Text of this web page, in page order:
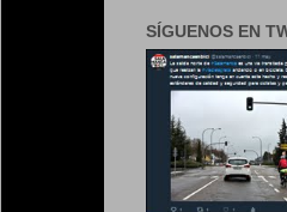
SÍGUENOS EN